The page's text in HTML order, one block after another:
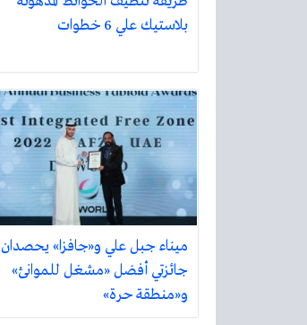
بلاستيك علي 6 خطوات
ميناء جبل علي و«جافزا» يحصدان
جائزتي أفضل «مشغل للموانئ»
و«منطقة حرة»